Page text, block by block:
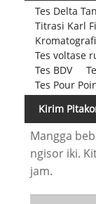
Tes Delta
Titrasi Karl
Tes voltase
Tes BDV
Tes Pour
Kirim
Mangga
ngisor iki.
jam.